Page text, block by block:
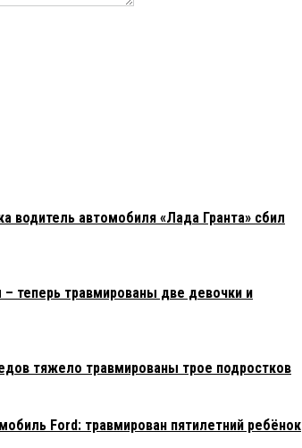
водитель автомобиля «Лада Гранта» сбил
теперь травмированы две девочки и
тяжело травмированы трое подростков
Ford: травмирован пятилетний ребёнок